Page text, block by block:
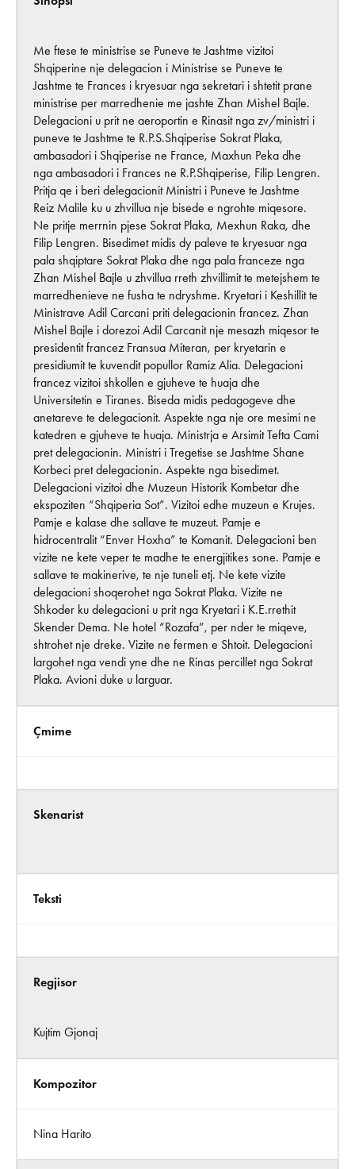
Me ftese te ministrise se Puneve te Jashtme vizitoi
Shqiperine nje delegacion i Ministrise se Puneve te
Jashtme te Frances i kryesuar nga sekretari i shtetit prane
ministrise per marredhenie me jashte Zhan Mishel Bajle.
Delegacioni u prit ne aeroportin e Rinasit nga zv/ministri i
puneve te Jashtme te R.P.S.Shqiperise Sokrat Plaka,
ambasadori i Shqiperise ne France, Maxhun Peka dhe
nga ambasadori i Frances ne R.P.Shqiperise, Filip Lengren.
Pritja qe i beri delegacionit Ministri i Puneve te Jashtme
Reiz Malile ku u zhvillua nje bisede e ngrohte miqesore.
Ne pritje merrnin pjese Sokrat Plaka, Mexhun Raka, dhe
Filip Lengren. Bisedimet midis dy paleve te kryesuar nga
pala shqiptare Sokrat Plaka dhe nga pala franceze nga
Zhan Mishel Bajle u zhvillua rreth zhvillimit te metejshem te
marredhenieve ne fusha te ndryshme. Kryetari i Keshillit te
Ministrave Adil Carcani priti delegacionin francez. Zhan
Mishel Bajle i dorezoi Adil Carcanit nje mesazh miqesor te
presidentit francez Fransua Miteran, per kryetarin e
presidiumit te kuvendit popullor Ramiz Alia. Delegacioni
francez vizitoi shkollen e gjuheve te huaja dhe
Universitetin e Tiranes. Biseda midis pedagogeve dhe
anetareve te delegacionit. Aspekte nga nje ore mesimi ne
katedren e gjuheve te huaja. Ministrja e Arsimit Tefta Cami
pret delegacionin. Ministri i Tregetise se Jashtme Shane
Korbeci pret delegacionin. Aspekte nga bisedimet.
Delegacioni vizitoi dhe Muzeun Historik Kombetar dhe
ekspoziten “Shqiperia Sot”. Vizitoi edhe muzeun e Krujes.
Pamje e kalase dhe sallave te muzeut. Pamje e
hidrocentralit “Enver Hoxha” te Komanit. Delegacioni ben
vizite ne kete veper te madhe te energjitikes sone. Pamje e
sallave te makinerive, te nje tuneli etj. Ne kete vizite
delegacioni shoqerohet nga Sokrat Plaka. Vizite ne
Shkoder ku delegacioni u prit nga Kryetari i K.E.rrethit
Skender Dema. Ne hotel “Rozafa”, per nder te miqeve,
shtrohet nje dreke. Vizite ne fermen e Shtoit. Delegacioni
largohet nga vendi yne dhe ne Rinas percillet nga Sokrat
Plaka. Avioni duke u larguar.
Çmime
Skenarist
Teksti
Regjisor
Kujtim Gjonaj
Kompozitor
Nina Harito